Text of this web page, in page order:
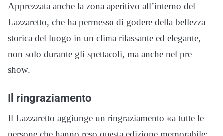
Apprezzata anche la zona aperitivo all’interno del
Lazzaretto, che ha permesso di godere della bellezza
storica del luogo in un clima rilassante ed elegante,
non solo durante gli spettacoli, ma anche nel pre
show.
Il ringraziamento
Il Lazzaretto aggiunge un ringraziamento «a tutte le
persone che hanno reso questa edizione memorabile: